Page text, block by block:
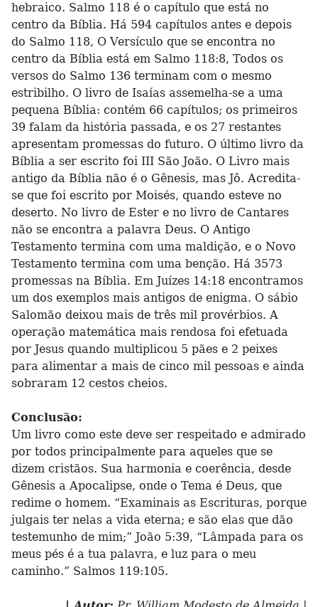
hebraico. Salmo 118 é o capítulo que está no
centro da Bíblia. Há 594 capítulos antes e depois
do Salmo 118, O Versículo que se encontra no
centro da Bíblia está em Salmo 118:8, Todos os
versos do Salmo 136 terminam com o mesmo
estribilho. O livro de Isaías assemelha-se a uma
pequena Bíblia: contém 66 capítulos; os primeiros
39 falam da história passada, e os 27 restantes
apresentam promessas do futuro. O último livro da
Bíblia a ser escrito foi III São João. O Livro mais
antigo da Bíblia não é o Gênesis, mas Jô. Acredita-
se que foi escrito por Moisés, quando esteve no
deserto. No livro de Ester e no livro de Cantares
não se encontra a palavra Deus. O Antigo
Testamento termina com uma maldição, e o Novo
Testamento termina com uma benção. Há 3573
promessas na Bíblia. Em Juízes 14:18 encontramos
um dos exemplos mais antigos de enigma. O sábio
Salomão deixou mais de três mil provérbios. A
operação matemática mais rendosa foi efetuada
por Jesus quando multiplicou 5 pães e 2 peixes
para alimentar a mais de cinco mil pessoas e ainda
sobraram 12 cestos cheios.
Conclusão:
Um livro como este deve ser respeitado e admirado
por todos principalmente para aqueles que se
dizem cristãos. Sua harmonia e coerência, desde
Gênesis a Apocalipse, onde o Tema é Deus, que
redime o homem. “Examinais as Escrituras, porque
julgais ter nelas a vida eterna; e são elas que dão
testemunho de mim;” João 5:39, “Lâmpada para os
meus pés é a tua palavra, e luz para o meu
caminho.” Salmos 119:105.